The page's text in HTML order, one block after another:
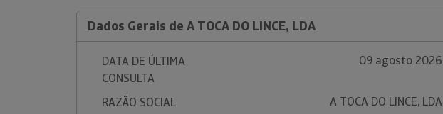
Dados Gerais de A TOCA DO LINCE, LDA
DATA DE ÚLTIMA
CONSULTA
09 agosto 2026
RAZÃO SOCIAL
A TOCA DO LINCE, LDA